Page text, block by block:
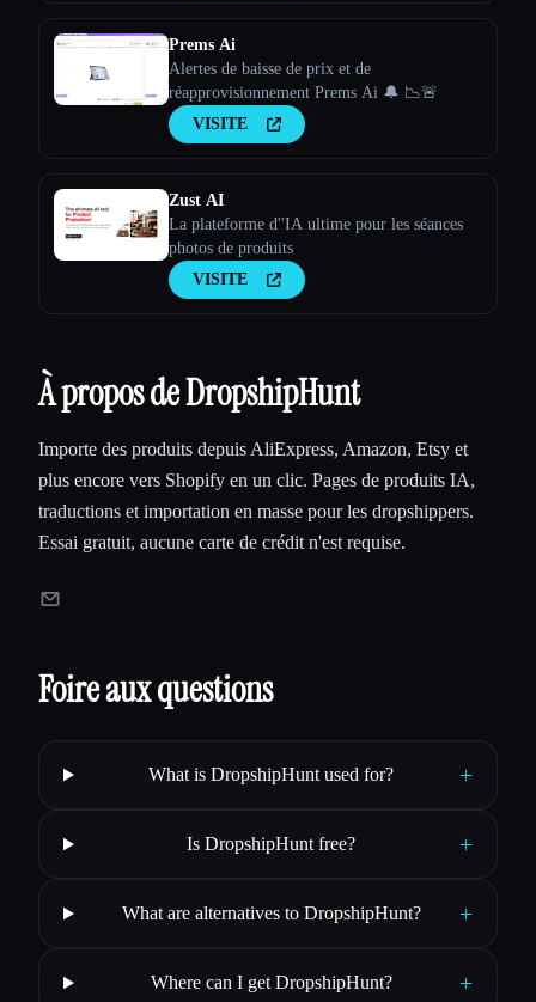
Prems Ai
Alertes de baisse de prix et de
réapprovisionnement Prems Ai 🔔 📉🚨
VISITE
Zust AI
La plateforme d''IA ultime pour les séances
photos de produits
VISITE
À propos de DropshipHunt
Importe des produits depuis AliExpress, Amazon, Etsy et
plus encore vers Shopify en un clic. Pages de produits IA,
traductions et importation en masse pour les dropshippers.
Essai gratuit, aucune carte de crédit n'est requise.
Foire aux questions
What is DropshipHunt used for? +
Is DropshipHunt free? +
What are alternatives to DropshipHunt? +
Where can I get DropshipHunt? +